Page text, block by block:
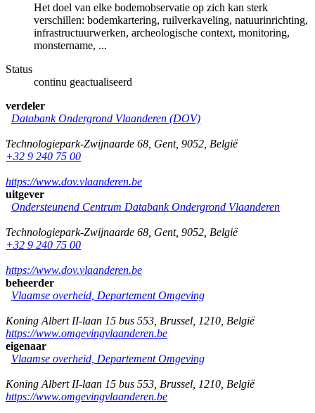
Het doel van elke bodemobservatie op zich kan sterk
verschillen: bodemkartering, ruilverkaveling, natuurinrichting,
infrastructuurwerken, archeologische context, monitoring,
monstername, ...
Status
continu geactualiseerd
verdeler
Databank Ondergrond Vlaanderen (DOV)
Technologiepark-Zwijnaarde 68 Gent, 9052 België
+32 9 240 75 00
https://www.dov.vlaanderen.be
uitgever
Ondersteunend Centrum Databank Ondergrond Vlaanderen
Technologiepark-Zwijnaarde 68 Gent, 9052 België
+32 9 240 75 00
https://www.dov.vlaanderen.be
beheerder
Vlaamse overheid, Departement Omgeving
Koning Albert II-laan 15 bus 553 Brussel 1210 België
https://www.omgevingvlaanderen.be
eigenaar
Vlaamse overheid, Departement Omgeving
Koning Albert II-laan 15 bus 553 Brussel 1210 België
https://www.omgevingvlaanderen.be